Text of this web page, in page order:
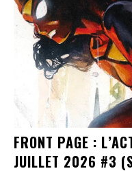
FRONT PAGE :
JUILLET 2026 #3